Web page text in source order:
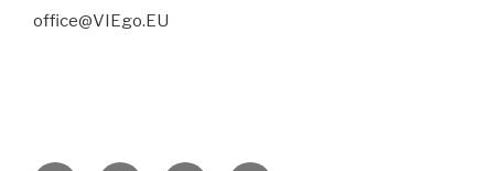
office@VIEgo.EU